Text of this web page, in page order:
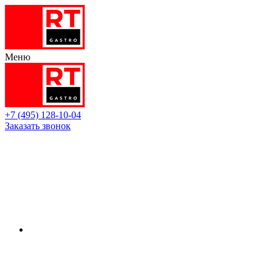
Меню
+7 (495) 128-10-04
Заказать звонок